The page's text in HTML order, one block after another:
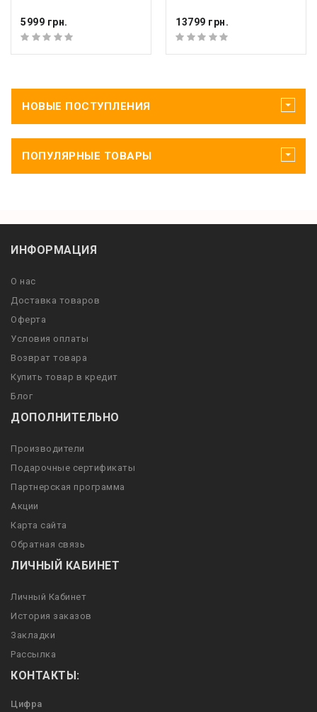
5999 грн. 13799 грн.
НОВЫЕ ПОСТУПЛЕНИЯ
ПОПУЛЯРНЫЕ ТОВАРЫ
ИНФОРМАЦИЯ
О нас
Доставка товаров
Оферта
Условия оплаты
Возврат товара
Купить товар в кредит
Блог
ДОПОЛНИТЕЛЬНО
Производители
Подарочные сертификаты
Партнерская программа
Акции
Карта сайта
Обратная связь
ЛИЧНЫЙ КАБИНЕТ
Личный Кабинет
История заказов
Закладки
Рассылка
КОНТАКТЫ:
Цифра